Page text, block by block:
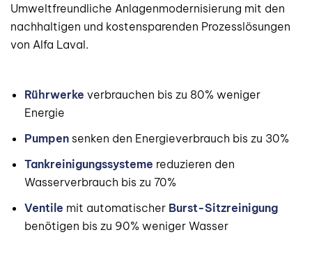
Umweltfreundliche Anlagenmodernisierung mit den
nachhaltigen und kostensparenden Prozesslösungen
von Alfa Laval.
Rührwerke verbrauchen bis zu 80% weniger
Energie
Pumpen senken den Energieverbrauch bis zu 30%
Tankreinigungssysteme reduzieren den
Wasserverbrauch bis zu 70%
Ventile mit automatischer Burst-Sitzreinigung
benötigen bis zu 90% weniger Wasser